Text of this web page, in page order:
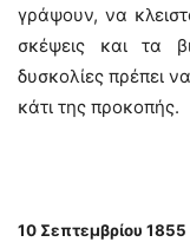
γράψουν, να
σκέψεις και τα
δυσκολίες πρέπει
κάτι της προκοπής.
10 Σεπτεμβρίου 1855